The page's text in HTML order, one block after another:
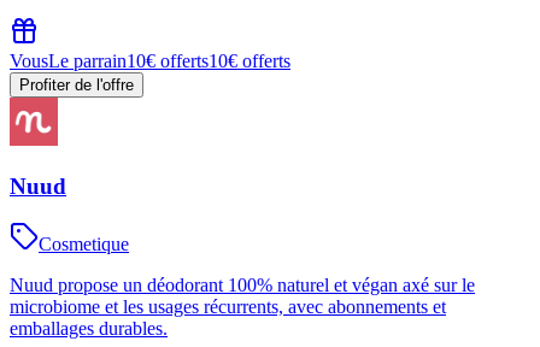
VousLe parrain10€ offerts10€ offerts
Profiter de l'offre
Nuud
Cosmetique
Nuud propose un déodorant 100% naturel et végan axé sur le
microbiome et les usages récurrents, avec abonnements et
emballages durables.